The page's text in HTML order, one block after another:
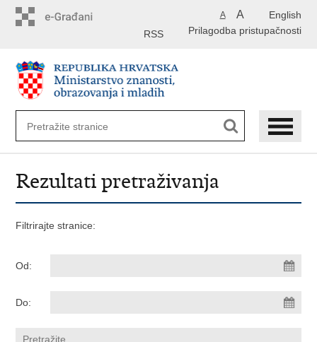
English
A A
Prilagodba pristupačnosti
RSS
Rezultati pretraživanja
Filtrirajte stranice:
Od:
Do: